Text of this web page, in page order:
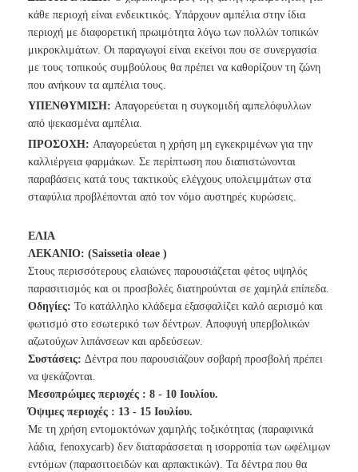
κάθε περιοχή είναι ενδεικτικός. Υπάρχουν αμπέλια στην ίδια
περιοχή με διαφορετική πρωιμότητα λόγω των πολλών τοπικών
μικροκλιμάτων. Οι παραγωγοί είναι εκείνοι που σε συνεργασία
με τους τοπικούς συμβούλους θα πρέπει να καθορίζουν τη ζώνη
που ανήκουν τα αμπέλια τους.
ΥΠΕΝΘΥΜΙΣΗ: Απαγορεύεται η συγκομιδή αμπελόφυλλων
από ψεκασμένα αμπέλια.
ΠΡΟΣΟΧΗ: Απαγορεύεται η χρήση μη εγκεκριμένων για την
καλλιέργεια φαρμάκων. Σε περίπτωση που διαπιστώνονται
παραβάσεις κατά τους τακτικούς ελέγχους υπολειμμάτων στα
σταφύλια προβλέπονται από τον νόμο αυστηρές κυρώσεις.
ΕΛΙΑ
ΛΕΚΑΝΙΟ: (Saissetia oleae )
Στους περισσότερους ελαιώνες παρουσιάζεται φέτος υψηλός
παρασιτισμός και οι προσβολές διατηρούνται σε χαμηλά επίπεδα.
Οδηγίες: Το κατάλληλο κλάδεμα εξασφαλίζει καλό αερισμό και
φωτισμό στο εσωτερικό των δέντρων. Αποφυγή υπερβολικών
αζωτούχων λιπάνσεων και αρδεύσεων.
Συστάσεις: ∆έντρα που παρουσιάζουν σοβαρή προσβολή πρέπει
να ψεκάζονται.
Μεσοπρώιμες περιοχές : 8 - 10 Ιουλίου.
Όψιμες περιοχές : 13 - 15 Ιουλίου.
Με τη χρήση εντομοκτόνων χαμηλής τοξικότητας (παραφινικά
λάδια, fenoxycarb) δεν διαταράσσεται η ισορροπία των ωφέλιμων
εντόμων (παρασιτοειδών και αρπακτικών). Τα δέντρα που θα